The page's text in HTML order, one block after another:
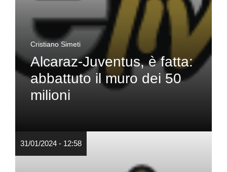
Cristiano Simeti
Alcaraz-Juventus, è fatta:
abbattuto il muro dei 50
milioni
31/01/2024 - 12:58